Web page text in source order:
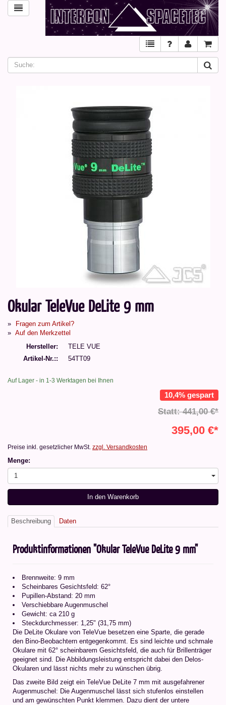
Okular TeleVue DeLite 9 mm
Fragen zum Artikel?
Auf den Merkzettel
Hersteller
TELE VUE
Artikel-Nr.:
54TT09
Auf Lager - in 1-3 Werktagen bei Ihnen
10,4% gespart
Statt: 441,00 €*
395,00 €*
Preise inkl. gesetzlicher MwSt. zzgl. Versandkosten
Menge:
1
In den Warenkorb
Beschreibung Daten
Produktinformationen "Okular TeleVue DeLite 9 mm"
Brennweite: 9 mm
Scheinbares Gesichtsfeld: 62°
Pupillen-Abstand: 20 mm
Verschiebbare Augenmuschel
Gewicht: ca 210 g
Steckdurchmesser: 1,25" (31,75 mm)
Die DeLite Okulare von TeleVue besetzen eine Sparte, die gerade
den Bino-Beobachtern entgegenkommt. Es sind leichte und schmale
Okulare mit 62° scheinbarem Gesichtsfeld, die auch für Brillenträger
geeignet sind. Die Abbildungsleistung entspricht dabei den Delos-
Okularen und lässt nichts mehr zu wünschen übrig.
Das zweite Bild zeigt ein TeleVue DeLite 7 mm mit ausgefahrener
Augenmuschel: Die Augenmuschel lässt sich stufenlos einstellen
und am gewünschten Punkt klemmen. Dazu dient der untere